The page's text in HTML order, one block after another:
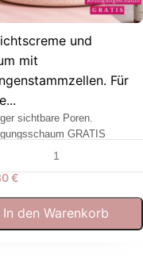
und
mit
Für
sichtbare Poren.
GRATIS
€
In den Warenkorb